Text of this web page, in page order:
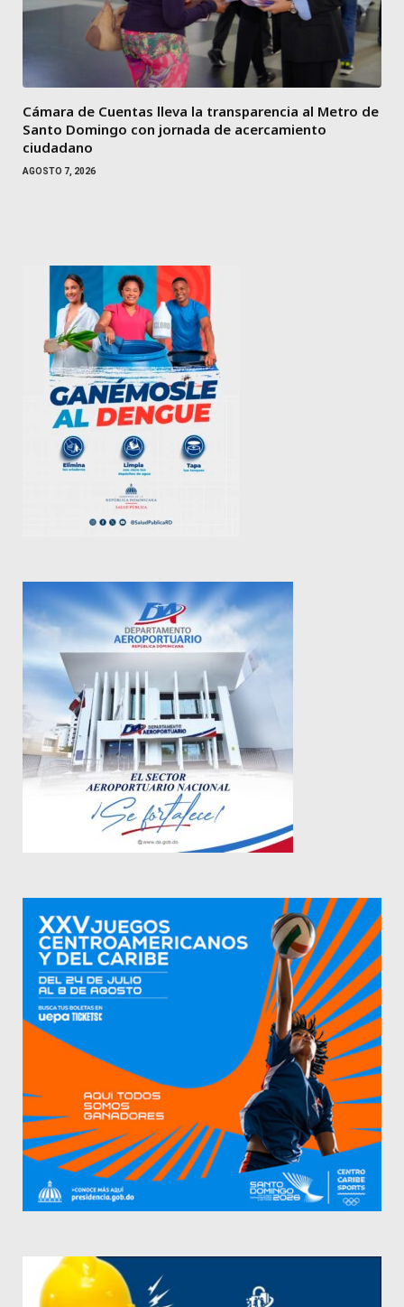
Cámara de Cuentas lleva la transparencia al Metro de
Santo Domingo con jornada de acercamiento
ciudadano
AGOSTO 7, 2026